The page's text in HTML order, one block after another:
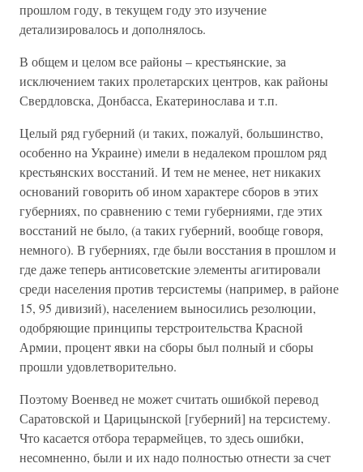
прошлом году, в текущем году это изучение
детализировалось и дополнялось.
В общем и целом все районы – крестьянские, за
исключением таких пролетарских центров, как районы
Свердловска, Донбасса, Екатеринослава и т.п.
Целый ряд губерний (и таких, пожалуй, большинство,
особенно на Украине) имели в недалеком прошлом ряд
крестьянских восстаний. И тем не менее, нет никаких
оснований говорить об ином характере сборов в этих
губерниях, по сравнению с теми губерниями, где этих
восстаний не было, (а таких губерний, вообще говоря,
немного). В губерниях, где были восстания в прошлом и
где даже теперь антисоветские элементы агитировали
среди населения против терсистемы (например, в районе
15, 95 дивизий), населением выносились резолюции,
одобряющие принципы терстроительства Красной
Армии, процент явки на сборы был полный и сборы
прошли удовлетворительно.
Поэтому Военвед не может считать ошибкой перевод
Саратовской и Царицынской [губерний] на терсистему.
Что касается отбора терармейцев, то здесь ошибки,
несомненно, были и их надо полностью отнести за счет